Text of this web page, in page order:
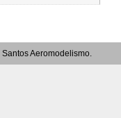
Aeromodelismo.